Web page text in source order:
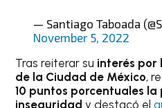
— Santiago Taboada
November 5, 2022
Tras reiterar su interés por
de la Ciudad de México,
10 puntos porcentuales
inseguridady destacó el